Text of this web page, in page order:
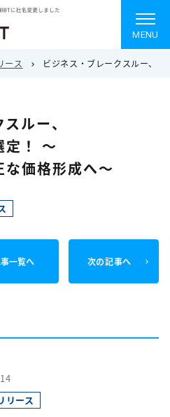
MENU
ース ビジネス・ブレークスルー、
ルー、
定！ ～
価格形成へ～
一覧へ 次の記事へ
リース